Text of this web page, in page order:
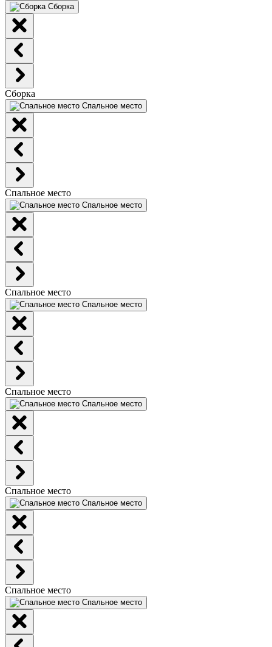
Сборка
Сборка
Спальное место
Спальное место
Спальное место
Спальное место
Спальное место
Спальное место
Спальное место
Спальное место
Спальное место
Спальное место
Спальное место